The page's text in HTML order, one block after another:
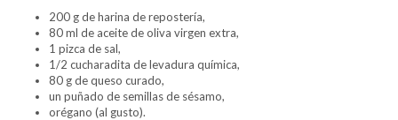
200 g de harina de repostería,
80 ml de aceite de oliva virgen extra,
1 pizca de sal,
1/2 cucharadita de levadura química,
80 g de queso curado,
un puñado de semillas de sésamo,
orégano (al gusto).